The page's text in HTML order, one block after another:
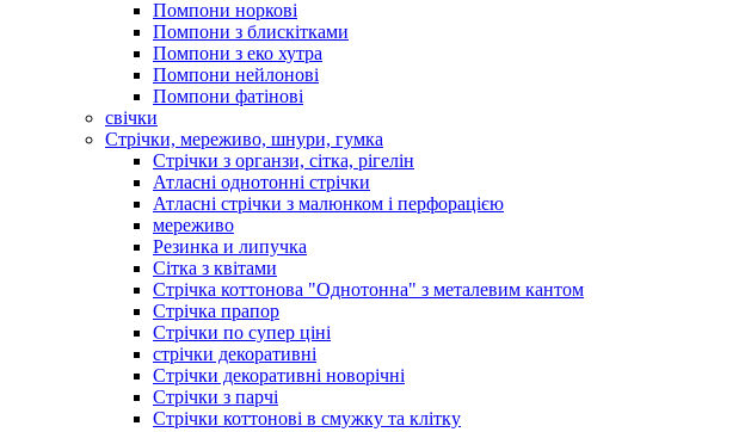
Помпони норкові
Помпони з блискітками
Помпони з еко хутра
Помпони нейлонові
Помпони фатінові
свічки
Стрічки, мереживо, шнури, гумка
Стрічки з органзи, сітка, рігелін
Атласні однотонні стрічки
Атласні стрічки з малюнком і перфорацією
мереживо
Резинка и липучка
Сітка з квітами
Стрічка коттонова "Однотонна" з металевим кантом
Стрічка прапор
Стрічки по супер ціні
стрічки декоративні
Стрічки декоративні новорічні
Стрічки з парчі
Стрічки коттонові в смужку та клітку